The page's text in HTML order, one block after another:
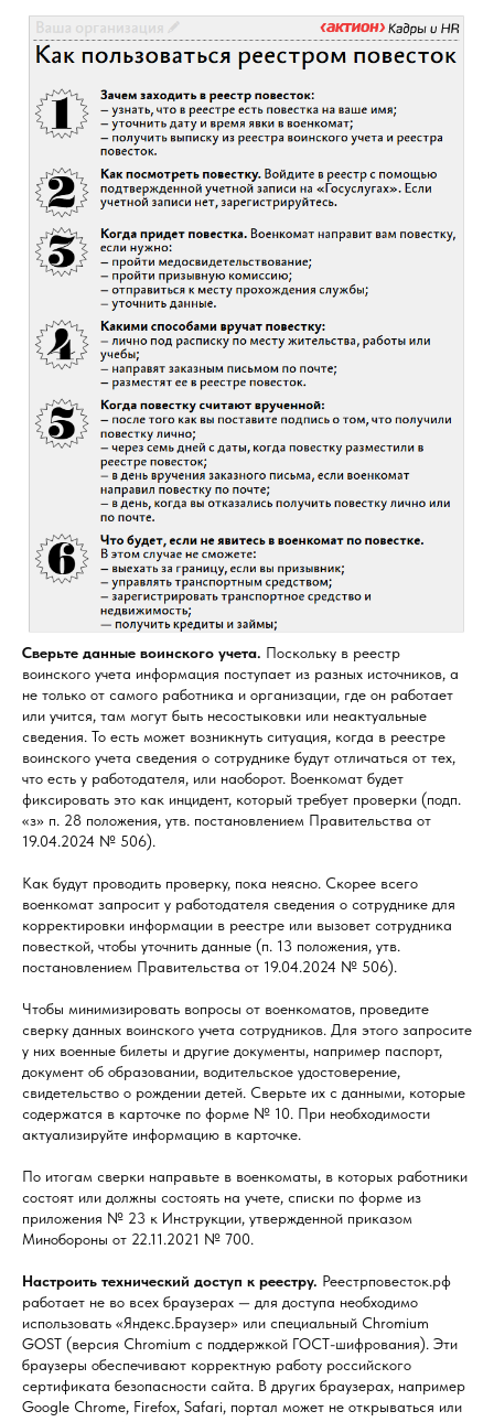
Сверьте данные воинского учета. Поскольку в реестр
воинского учета информация поступает из разных источников, а
не только от самого работника и организации, где он работает
или учится, там могут быть несостыковки или неактуальные
сведения. То есть может возникнуть ситуация, когда в реестре
воинского учета сведения о сотруднике будут отличаться от тех,
что есть у работодателя, или наоборот. Военкомат будет
фиксировать это как инцидент, который требует проверки (подп.
«з» п. 28 положения, утв. постановлением Правительства от
19.04.2024 № 506).
Как будут проводить проверку, пока неясно. Скорее всего
военкомат запросит у работодателя сведения о сотруднике для
корректировки информации в реестре или вызовет сотрудника
повесткой, чтобы уточнить данные (п. 13 положения, утв.
постановлением Правительства от 19.04.2024 № 506).
Чтобы минимизировать вопросы от военкоматов, проведите
сверку данных воинского учета сотрудников. Для этого запросите
у них военные билеты и другие документы, например паспорт,
документ об образовании, водительское удостоверение,
свидетельство о рождении детей. Сверьте их с данными, которые
содержатся в карточке по форме № 10. При необходимости
актуализируйте информацию в карточке.
По итогам сверки направьте в военкоматы, в которых работники
состоят или должны состоять на учете, списки по форме из
приложения № 23 к Инструкции, утвержденной приказом
Минобороны от 22.11.2021 № 700.
Настроить технический доступ к реестру. Реестрповесток.рф
работает не во всех браузерах — для доступа необходимо
использовать «Яндекс.Браузер» или специальный Chromium
GOST (версия Chromium с поддержкой ГОСТ-шифрования). Эти
браузеры обеспечивают корректную работу российского
сертификата безопасности сайта. В других браузерах, например
Google Chrome, Firefox, Safari, портал может не открываться или